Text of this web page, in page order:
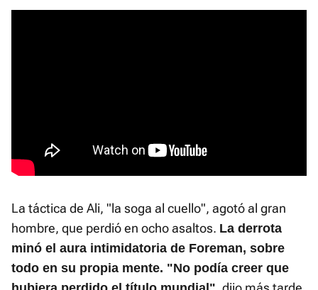
La táctica de Ali, "la soga al cuello", agotó al gran
hombre, que perdió en ocho asaltos. La derrota
minó el aura intimidatoria de Foreman, sobre
todo en su propia mente. "No podía creer que